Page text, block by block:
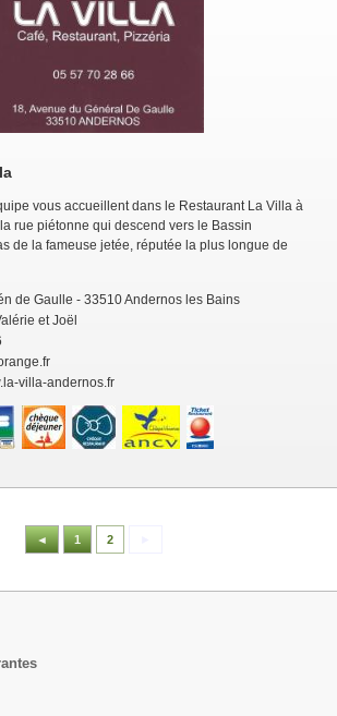
vous accueillent dans le Restaurant La Villa à
rue piétonne qui descend vers le Bassin
de la fameuse jetée, réputée la plus longue de
de Gaulle - 33510 Andernos les Bains
et Joël
villa-andernos.fr
◄ 1 2